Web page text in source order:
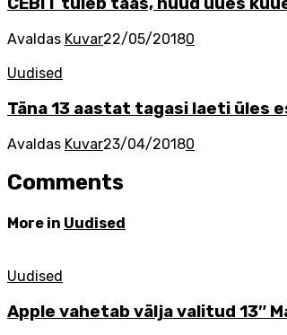
Avaldas Kuvar22/05/20180
Uudised
Täna 13 aastat tagasi laeti üles
Avaldas Kuvar23/04/20180
Comments
More in Uudised
Uudised
Apple vahetab välja valitud 13″